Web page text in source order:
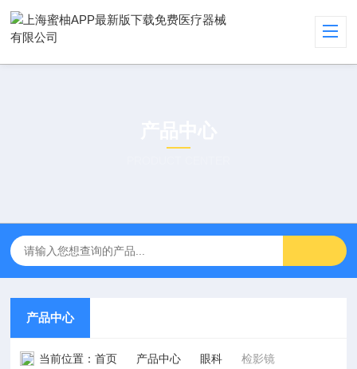
产品中心
当前位置：首页 产品中心 眼科 检影镜